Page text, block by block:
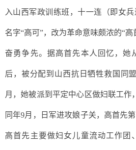
入山西军政训练班，十一连（即女
名字“高可”，改为革命意味颇浓的“高
奋勇争先。据高首先本人回忆，她
后，被分配到山西抗日牺牲救国同
月，她被派到平定中心区做妇联工作
同年9月，日军进攻娘子关，高首先
高首先主要做妇女儿童流动工作团